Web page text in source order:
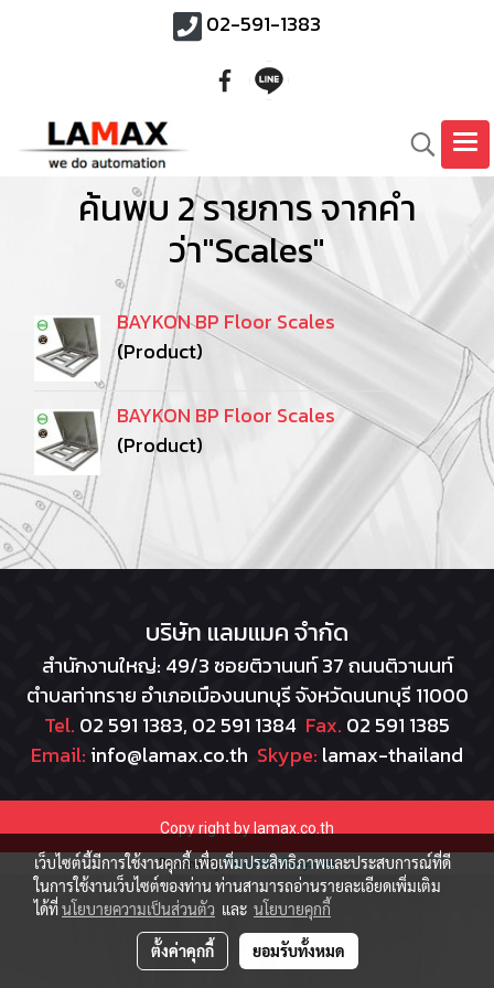
02-591-1383
ค้นพบ 2 รายการ จากคำ
ว่า"Scales"
BAYKON BP Floor Scales
(Product)
BAYKON BP Floor Scales
(Product)
บริษัท แลมแมค จำกัด
สำนักงานใหญ่: 49/3 ซอยติวานนท์ 37 ถนนติวานนท์
ตำบลท่าทราย อำเภอเมืองนนทบุรี จังหวัดนนทบุรี 11000
Tel. 02 591 1383, 02 591 1384 Fax. 02 591 1385
Email: info@lamax.co.th Skype: lamax-thailand
Copy right by lamax.co.th
Powered byMakeWebEasy.com
เว็บไซต์นี้มีการใช้งานคุกกี้ เพื่อเพิ่มประสิทธิภาพและประสบการณ์ที่ดี
ในการใช้งานเว็บไซต์ของท่าน ท่านสามารถอ่านรายละเอียดเพิ่มเติม
ได้ที่นโยบายความเป็นส่วนตัว และ นโยบายคุกกี้
ตั้งค่าคุกกี้ ยอมรับทั้งหมด